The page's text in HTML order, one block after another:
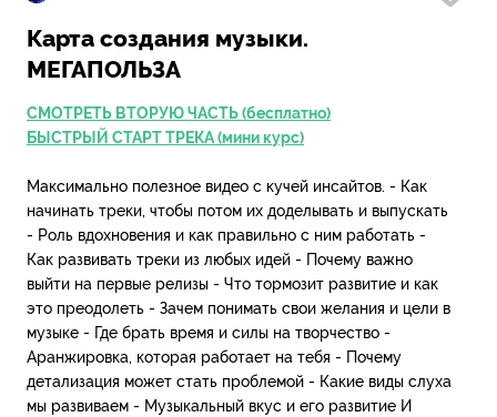
Карта создания музыки.
МЕГАПОЛЬЗА
CМОТРЕТЬ ВТОРУЮ ЧАСТЬ (бесплатно)
БЫСТРЫЙ СТАРТ ТРЕКА (мини курс)
Максимально полезное видео с кучей инсайтов. - Как
начинать треки, чтобы потом их доделывать и выпускать
- Роль вдохновения и как правильно с ним работать -
Как развивать треки из любых идей - Почему важно
выйти на первые релизы - Что тормозит развитие и как
это преодолеть - Зачем понимать свои желания и цели в
музыке - Где брать время и силы на творчество -
Аранжировка, которая работает на тебя - Почему
детализация может стать проблемой - Какие виды слуха
мы развиваем - Музыкальный вкус и его развитие И